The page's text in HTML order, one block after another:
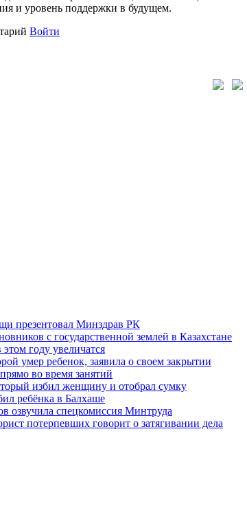
и уровень поддержки в будущем.
Войти
презентовал Минздрав РК
с государственной землей в Казахстане
году увеличатся
умер ребенок, заявила о своем закрытии
во время занятий
избил женщину и отобрал сумку
ребёнка в Балхаше
озвучила спецкомиссия Минтруда
потерпевших говорит о затягивании дела